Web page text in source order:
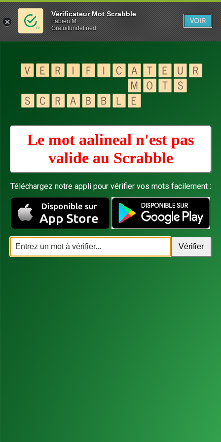
Le mot aalineal n'est pas
valide au Scrabble
Téléchargez notre appli pour vérifier vos mots facilement :
Vérificateur Mot Scrabble
Fabien M
Gratuitundefined
VOIR